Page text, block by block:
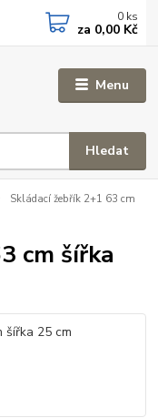
Menu
Hledat
0 ks
za 0,00 Kč
Skládací žebřík 2+1 63 cm
cm šířka